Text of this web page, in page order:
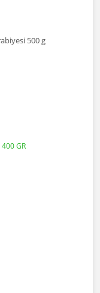
500 g